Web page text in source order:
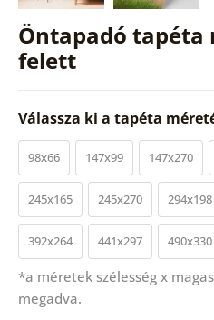
Öntapadó tapéta
felett
Válassza ki a tapéta
98x66 147x99 147x270
245x165 245x270 294x198
392x264 441x297 490x330
*a méretek szélesség x
megadva.